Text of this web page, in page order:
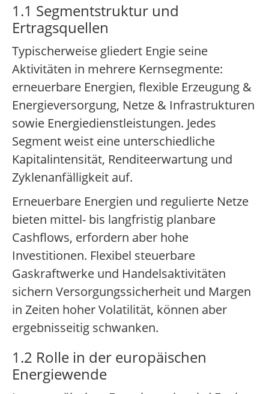
1.1 Segmentstruktur und
Ertragsquellen
Typischerweise gliedert Engie seine
Aktivitäten in mehrere Kernsegmente:
erneuerbare Energien, flexible Erzeugung &
Energieversorgung, Netze & Infrastrukturen
sowie Energiedienstleistungen. Jedes
Segment weist eine unterschiedliche
Kapitalintensität, Renditeerwartung und
Zyklenanfälligkeit auf.
Erneuerbare Energien und regulierte Netze
bieten mittel- bis langfristig planbare
Cashflows, erfordern aber hohe
Investitionen. Flexibel steuerbare
Gaskraftwerke und Handelsaktivitäten
sichern Versorgungssicherheit und Margen
in Zeiten hoher Volatilität, können aber
ergebnisseitig schwanken.
1.2 Rolle in der europäischen
Energiewende